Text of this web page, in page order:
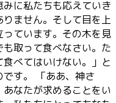
に私たちも応えていき
ません。そして目を上
ています。その木を見
取って食べなさい。た
べてはいけない。」と
す。 「ああ、神さ
なたが求めることをい